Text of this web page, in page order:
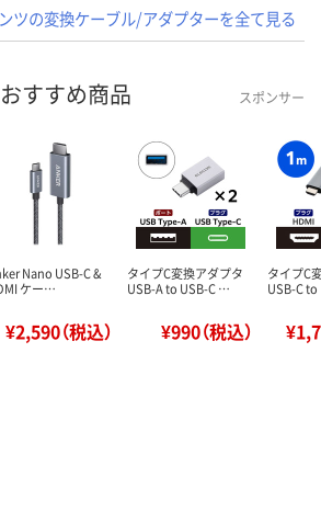
ツの変換ケーブル/アダプターを全て見る
すすめ商品 スポンサー
Nano USB-C &
ケー…
¥2,590（税込）
タイプC変換アダプタ
USB-A to USB-C …
¥990（税込）
タイプC
USB-C